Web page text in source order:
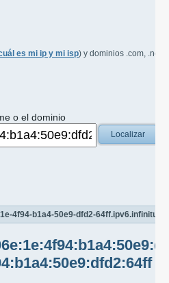
es mi ip y mi isp) y dominios .com, .net,
o el dominio
Localizar
4f94-b1a4-50e9-dfd2-